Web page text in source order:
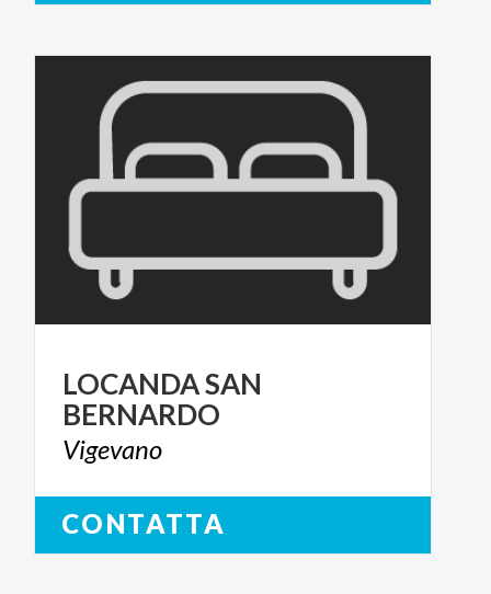
LOCANDASAN
BERNARDO
Vigevano
CONTATTA